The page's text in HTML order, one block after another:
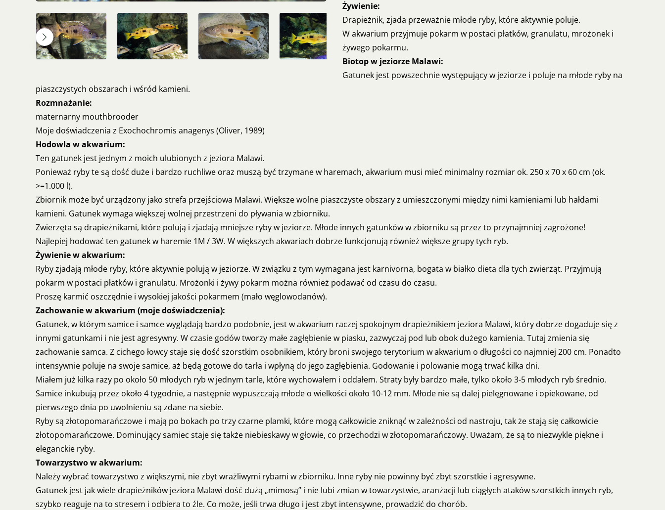
Żywienie:
Drapieżnik, zjada przeważnie młode ryby, które aktywnie poluje.
W akwarium przyjmuje pokarm w postaci płatków, granulatu, mrożonek i
żywego pokarmu.
Biotop w jeziorze Malawi:
Gatunek jest powszechnie występujący w jeziorze i poluje na młode ryby na
piaszczystych obszarach i wśród kamieni.
Rozmnażanie:
maternarny mouthbrooder
Moje doświadczenia z Exochochromis anagenys (Oliver, 1989)
Hodowla w akwarium:
Ten gatunek jest jednym z moich ulubionych z jeziora Malawi.
Ponieważ ryby te są dość duże i bardzo ruchliwe oraz muszą być trzymane w haremach, akwarium musi mieć minimalny rozmiar ok. 250 x 70 x 60 cm (ok.
>=1.000 l).
Zbiornik może być urządzony jako strefa przejściowa Malawi. Większe wolne piaszczyste obszary z umieszczonymi między nimi kamieniami lub hałdami
kamieni. Gatunek wymaga większej wolnej przestrzeni do pływania w zbiorniku.
Zwierzęta są drapieżnikami, które polują i zjadają mniejsze ryby w jeziorze. Młode innych gatunków w zbiorniku są przez to przynajmniej zagrożone!
Najlepiej hodować ten gatunek w haremie 1M / 3W. W większych akwariach dobrze funkcjonują również większe grupy tych ryb.
Żywienie w akwarium:
Ryby zjadają młode ryby, które aktywnie polują w jeziorze. W związku z tym wymagana jest karnivorna, bogata w białko dieta dla tych zwierząt. Przyjmują
pokarm w postaci płatków i granulatu. Mrożonki i żywy pokarm można również podawać od czasu do czasu.
Proszę karmić oszczędnie i wysokiej jakości pokarmem (mało węglowodanów).
Zachowanie w akwarium (moje doświadczenia):
Gatunek, w którym samice i samce wyglądają bardzo podobnie, jest w akwarium raczej spokojnym drapieżnikiem jeziora Malawi, który dobrze dogaduje się z
innymi gatunkami i nie jest agresywny. W czasie godów tworzy małe zagłębienie w piasku, zazwyczaj pod lub obok dużego kamienia. Tutaj zmienia się
zachowanie samca. Z cichego łowcy staje się dość szorstkim osobnikiem, który broni swojego terytorium w akwarium o długości co najmniej 200 cm. Ponadto
intensywnie poluje na swoje samice, aż będą gotowe do tarła i wpłyną do jego zagłębienia. Godowanie i polowanie mogą trwać kilka dni.
Miałem już kilka razy po około 50 młodych ryb w jednym tarle, które wychowałem i oddałem. Straty były bardzo małe, tylko około 3-5 młodych ryb średnio.
Samice inkubują przez około 4 tygodnie, a następnie wypuszczają młode o wielkości około 10-12 mm. Młode nie są dalej pielęgnowane i opiekowane, od
pierwszego dnia po uwolnieniu są zdane na siebie.
Ryby są złotopomarańczowe i mają po bokach po trzy czarne plamki, które mogą całkowicie zniknąć w zależności od nastroju, tak że stają się całkowicie
złotopomarańczowe. Dominujący samiec staje się także niebieskawy w głowie, co przechodzi w złotopomarańczowy. Uważam, że są to niezwykle piękne i
eleganckie ryby.
Towarzystwo w akwarium:
Należy wybrać towarzystwo z większymi, nie zbyt wrażliwymi rybami w zbiorniku. Inne ryby nie powinny być zbyt szorstkie i agresywne.
Gatunek jest jak wiele drapieżników jeziora Malawi dość dużą „mimosą” i nie lubi zmian w towarzystwie, aranżacji lub ciągłych ataków szorstkich innych ryb,
szybko reaguje na to stresem i odbiera to źle. Co może, jeśli trwa długo i jest zbyt intensywne, prowadzić do chorób.